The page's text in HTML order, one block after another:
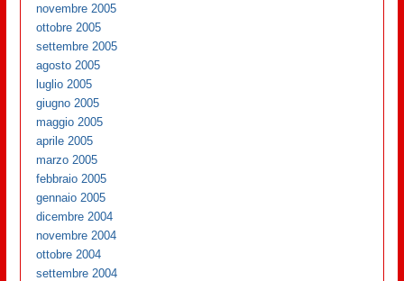
novembre 2005
ottobre 2005
settembre 2005
agosto 2005
luglio 2005
giugno 2005
maggio 2005
aprile 2005
marzo 2005
febbraio 2005
gennaio 2005
dicembre 2004
novembre 2004
ottobre 2004
settembre 2004